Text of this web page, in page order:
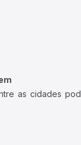
as cidades